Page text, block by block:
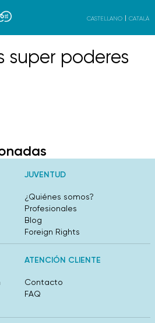
CASTELLANO CATALÀ
super poderes
JUVENTUD
¿Quiénes somos?
Profesionales
Blog
Foreign Rights
ATENCIÓN CLIENTE
Contacto
FAQ